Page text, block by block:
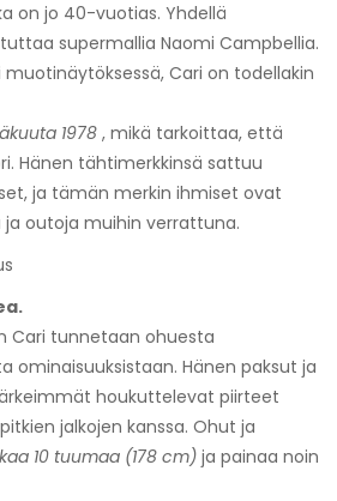
on jo 40-vuotias. Yhdellä
supermallia Naomi Campbellia.
Cari on todellakin
1978 , mikä tarkoittaa, että
Hänen tähtimerkkinsä sattuu
ja tämän merkin ihmiset ovat
ja outoja muihin verrattuna.
Cari tunnetaan ohuesta
ominaisuuksistaan. Hänen paksut ja
houkuttelevat piirteet
jalkojen kanssa. Ohut ja
10 tuumaa (178 cm) ja painaa noin